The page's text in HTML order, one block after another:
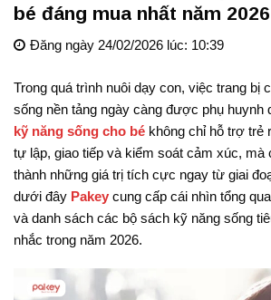
bé đáng mua nhất năm 2026
Đăng ngày 24/02/2026 lúc: 10:39
Trong quá trình nuôi dạy con, việc trang bị
sống nền tảng ngày càng được phụ huynh
kỹ năng sống cho bé không chỉ hỗ trợ trẻ
tự lập, giao tiếp và kiểm soát cảm xúc, mà
thành những giá trị tích cực ngay từ giai
dưới đây Pakey cung cấp cái nhìn tổng
và danh sách các bộ sách kỹ năng sống
nhắc trong năm 2026.